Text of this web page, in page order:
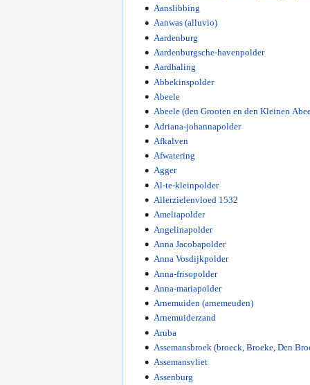
Aanslibbing
Aanwas (alluvio)
Aardenburg
Aardenburgsche-havenpolder
Aardhaling
Abbekinspolder
Abeele
Abeele (den Grooten en den Kleinen
Adriana-johannapolder
Afkalven
Afwatering
Agger
Al-te-kleinpolder
Allerzielenvloed 1532
Ameliapolder
Angelinapolder
Anna Jacobapolder
Anna Vosdijkpolder
Anna-frisopolder
Anna-mariapolder
Arnemuiden (arnemeuden)
Arnemuiderzand
Aruba
Assemansbroek (broeck, Broeke, Den
Assemansvliet
Assenburg